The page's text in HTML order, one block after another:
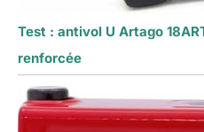
Test : antivol U Artago
renforcée